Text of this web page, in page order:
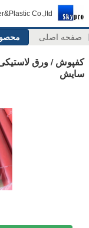
Co.,ltd
صفحه اصلی
کفپوش / ورق
سایش